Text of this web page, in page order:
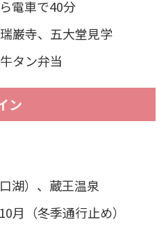
電車で40分
巌寺、五大堂見学
タン弁当
ン
湖）、蔵王温泉
月（冬季通行止め）